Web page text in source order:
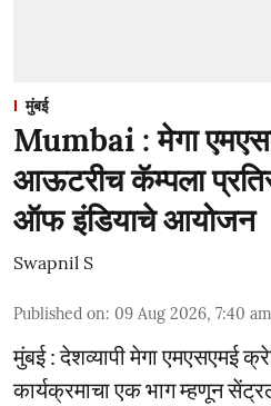
मुंबई
Mumbai : मेगा
आऊटरीच कॅम्पला
ऑफ इंडियाचे आयोजन
Swapnil S
Published on: 09 Aug 2026, 7:40 am
मुंबई : देशव्यापी मेगा एमएसएमई
कार्यक्रमाचा एक भाग म्हणून